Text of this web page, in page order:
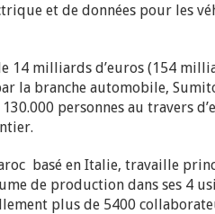
et de données pour les
14 milliards d’euros (154
la branche automobile,
personnes au travers
basé en Italie, travaille
de production dans ses 4
plus de 5400